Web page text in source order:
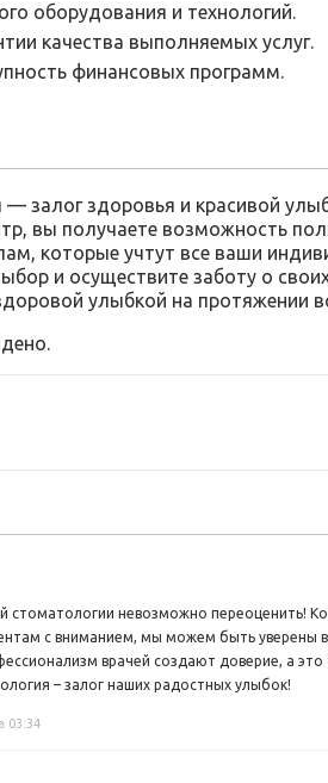
оборудования и технологий.
качества выполняемых услуг.
финансовых программ.
залог здоровья и красивой
вы получаете возможность
которые учтут все ваши
и осуществите заботу о
улыбкой на протяжении
стоматологии невозможно переоценить!
с вниманием, мы можем быть уверены
врачей создают доверие, а это
– залог наших радостных улыбок!
03:34